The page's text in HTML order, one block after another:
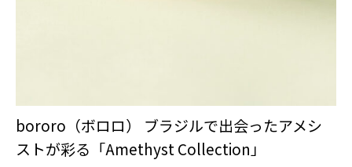
bororo（ボロロ） ブラジルで出会ったアメシ
ストが彩る「Amethyst Collection」